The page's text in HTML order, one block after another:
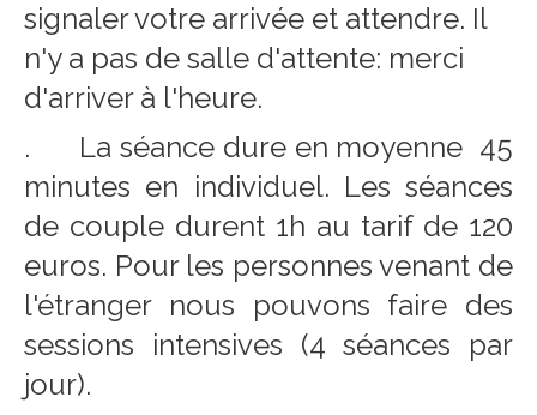
signaler votre arrivée et attendre. Il
n'y a pas de salle d'attente: merci
d'arriver à l'heure.
. La séance dure en moyenne 45
minutes en individuel. Les séances
de couple durent 1h au tarif de 120
euros. Pour les personnes venant de
l'étranger nous pouvons faire des
sessions intensives (4 séances par
jour).